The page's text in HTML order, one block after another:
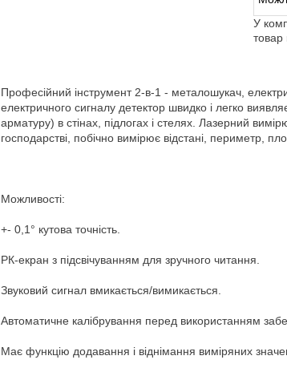
У
товар
Професійний інструмент 2-в-1 - металошукач,
електричного сигналу детектор швидко і легко
арматуру) в стінах, підлогах і стелях. Лазерний
господарстві, побічно вимірює відстані, периметр,
Можливості:
+- 0,1° кутова точність.
РК-екран з підсвічуванням для зручного читання.
Звуковий сигнал вмикається/вимикається.
Автоматичне калібрування перед використанням
Має функцію додавання і віднімання виміряних